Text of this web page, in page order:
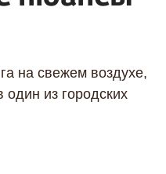
на свежем воздухе,
из городских
персональных данных.